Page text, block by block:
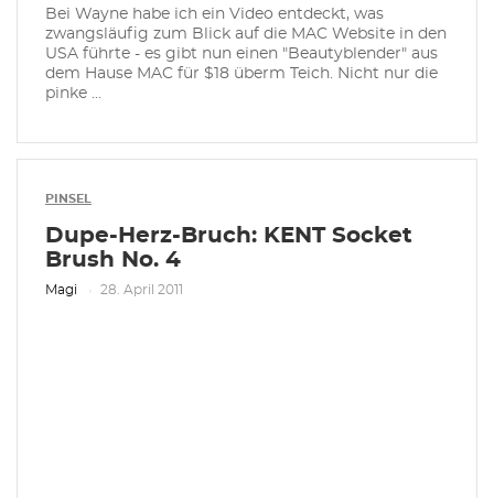
Bei Wayne habe ich ein Video entdeckt, was
zwangsläufig zum Blick auf die MAC Website in den
USA führte - es gibt nun einen "Beautyblender" aus
dem Hause MAC für $18 überm Teich. Nicht nur die
pinke ...
PINSEL
Dupe-Herz-Bruch: KENT Socket
Brush No. 4
Magi 28. April 2011